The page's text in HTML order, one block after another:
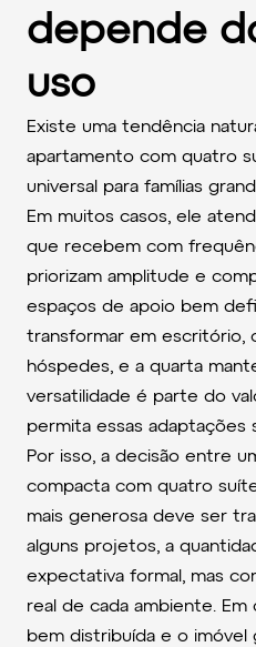
depende
uso
Existe uma tendência
apartamento com quatro
universal para famílias
Em muitos casos, ele
que recebem com
priorizam amplitude e
espaços de apoio bem
transformar em escritório,
hóspedes, e a quarta
versatilidade é parte do
permita essas adaptações
Por isso, a decisão entre
compacta com quatro
mais generosa deve ser
alguns projetos, a
expectativa formal, mas
real de cada ambiente.
bem distribuída e o imóvel